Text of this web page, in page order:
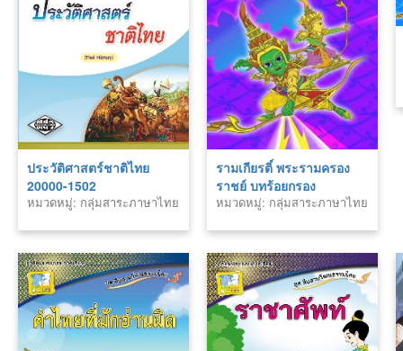
ประวัติศาสตร์ชาติไทย
20000-1502
หมวดหมู่: กลุ่มสาระภาษาไทย
รามเกียรติ์ พระรามครอง
ราชย์ บทร้อยกรอง
หมวดหมู่: กลุ่มสาระภาษาไทย